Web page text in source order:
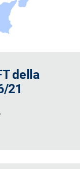
della
21